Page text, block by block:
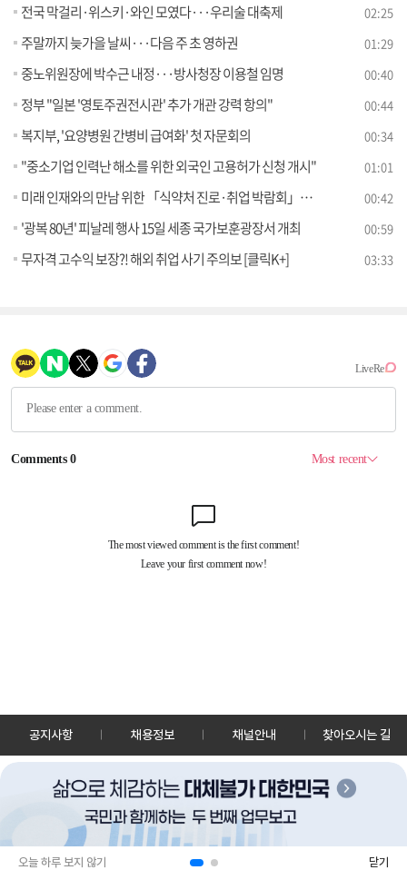
오늘 하루 보지 않기 닫기
전국 막걸리·위스키·와인 모였다···우리술 대축제 02:25
주말까지 늦가을 날씨···다음 주 초 영하권 01:29
중노위원장에 박수근 내정···방사청장 이용철 임명 00:40
정부 "일본 '영토주권전시관' 추가 개관 강력 항의" 00:44
복지부, '요양병원 간병비 급여화' 첫 자문회의 00:34
"중소기업 인력난 해소를 위한 외국인 고용허가 신청 개시" 01:01
미래 인재와의 만남 위한 「식약처 진로·취업 박람회」개최 00:42
'광복 80년' 피날레 행사 15일 세종 국가보훈광장서 개최 00:59
무자격 고수익 보장?! 해외 취업 사기 주의보 [클릭K+] 03:33
공지사항 채용정보 채널안내 찾아오시는 길
30128 세종특별자치시 정부2청사로 13 한국정책방송원 KTV
TEL: 044-204-8000
Copyrightⓒ KTV 국민방송 All Rights Reserved.
PC버전 앱 다운로드